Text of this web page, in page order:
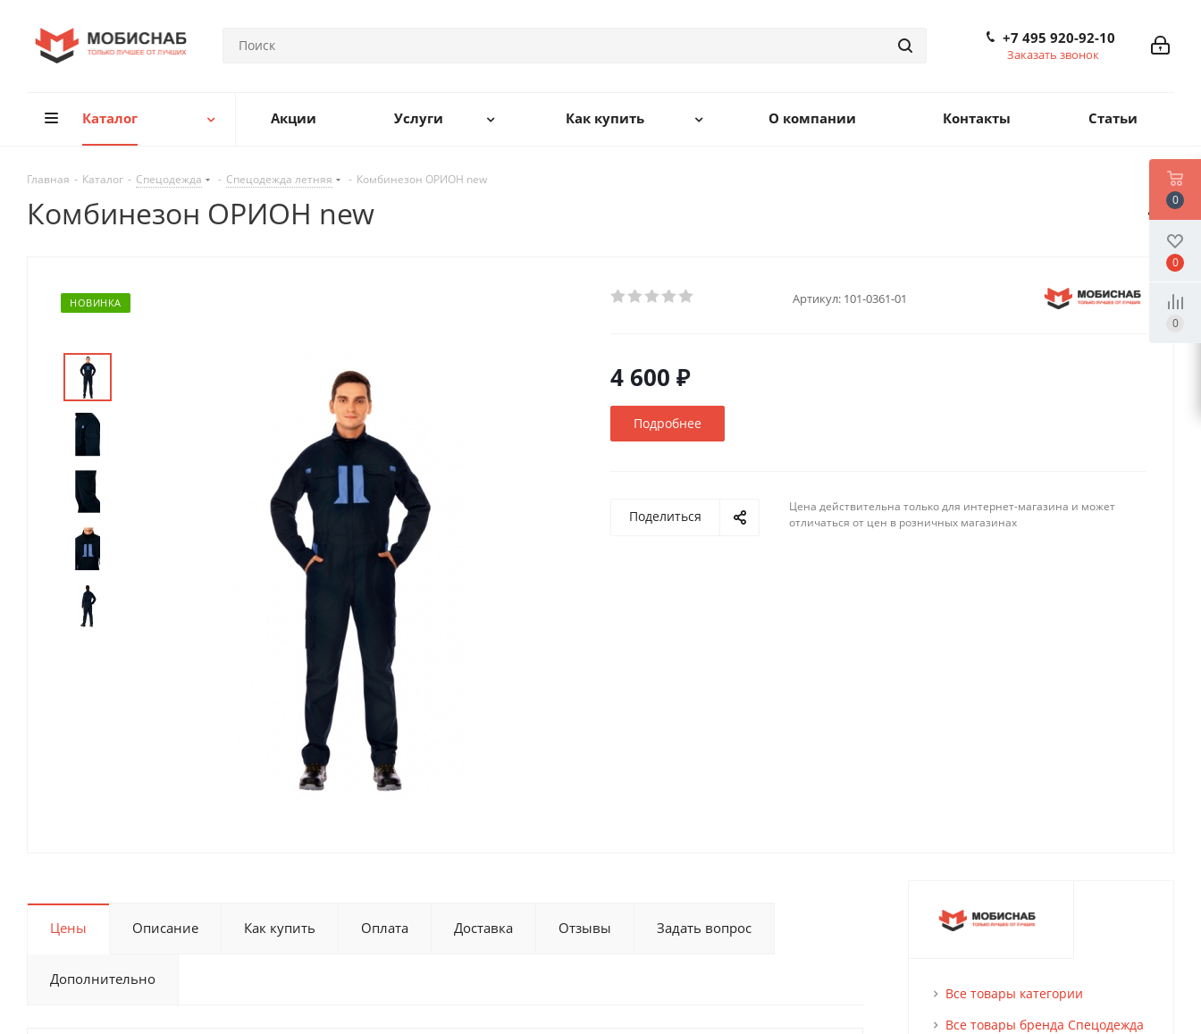
+7 495 920-92-10
Заказать звонок
Каталог Акции Услуги Как купить О компании Контакты Статьи
Главная - Каталог - Спецодежда - Спецодежда летняя - Комбинезон ОРИОН new
Комбинезон ОРИОН new
НОВИНКА Артикул: 101-0361-01
4 600 ₽
Подробнее
Поделиться
Цена действительна только для интернет-магазина и может
отличаться от цен в розничных магазинах
Цены Описание Как купить Оплата Доставка Отзывы Задать вопрос
Дополнительно
Все товары категории
Все товары бренда Спецодежда
0
0
0